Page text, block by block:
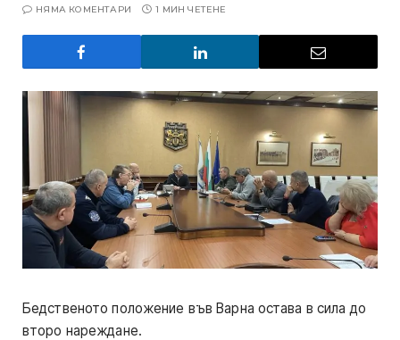
НЯМА КОМЕНТАРИ
1 МИН ЧЕТЕНЕ
Бедственото положение във Варна остава в сила до
второ нареждане.